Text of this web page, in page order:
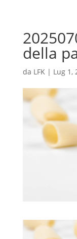
della
da LFK| Lug 1,